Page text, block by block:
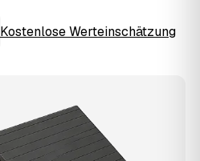
Kostenlose Werteinschätzung